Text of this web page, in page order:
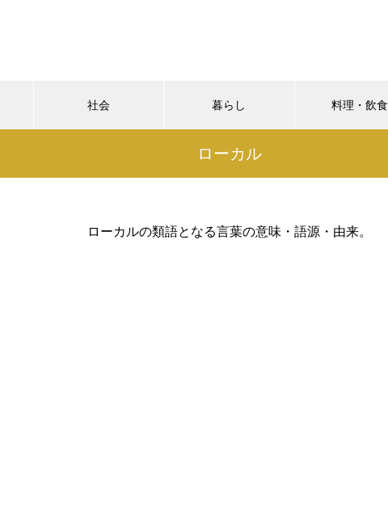
社会 暮らし 料理・飲食
ローカル
ローカルの類語となる言葉の意味・語源・由来。